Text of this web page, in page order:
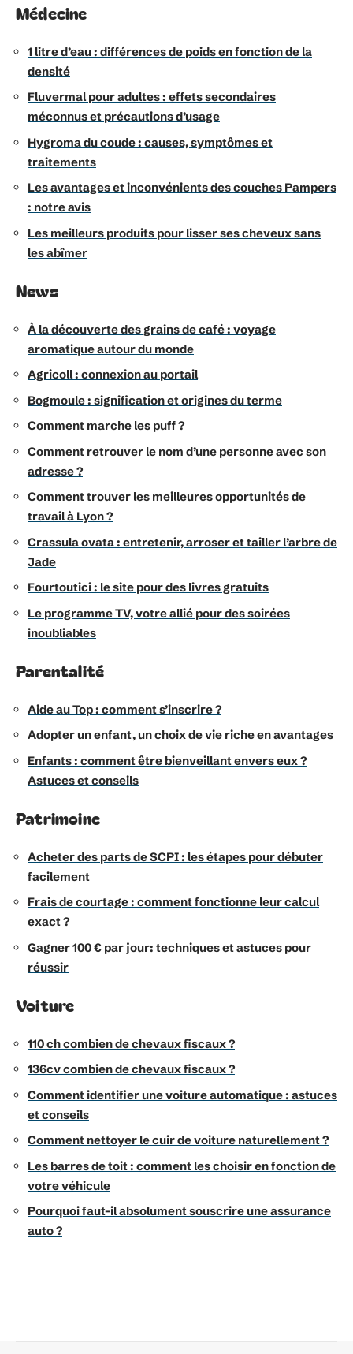
Médecine
1 litre d’eau : différences de poids en fonction de la
densité
Fluvermal pour adultes : effets secondaires
méconnus et précautions d’usage
Hygroma du coude : causes, symptômes et
traitements
Les avantages et inconvénients des couches Pampers
: notre avis
Les meilleurs produits pour lisser ses cheveux sans
les abîmer
News
À la découverte des grains de café : voyage
aromatique autour du monde
Agricoll : connexion au portail
Bogmoule : signification et origines du terme
Comment marche les puff ?
Comment retrouver le nom d’une personne avec son
adresse ?
Comment trouver les meilleures opportunités de
travail à Lyon ?
Crassula ovata : entretenir, arroser et tailler l’arbre de
Jade
Fourtoutici : le site pour des livres gratuits
Le programme TV, votre allié pour des soirées
inoubliables
Parentalité
Aide au Top : comment s’inscrire ?
Adopter un enfant, un choix de vie riche en avantages
Enfants : comment être bienveillant envers eux ?
Astuces et conseils
Patrimoine
Acheter des parts de SCPI : les étapes pour débuter
facilement
Frais de courtage : comment fonctionne leur calcul
exact ?
Gagner 100 € par jour: techniques et astuces pour
réussir
Voiture
110 ch combien de chevaux fiscaux ?
136cv combien de chevaux fiscaux ?
Comment identifier une voiture automatique : astuces
et conseils
Comment nettoyer le cuir de voiture naturellement ?
Les barres de toit : comment les choisir en fonction de
votre véhicule
Pourquoi faut-il absolument souscrire une assurance
auto ?